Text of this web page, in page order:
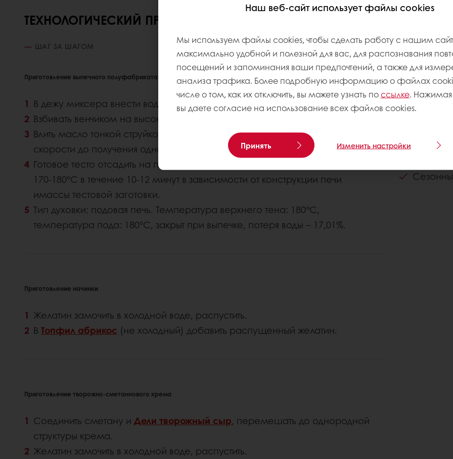
ТЕХНОЛОГИЧЕСКИЙ ПРОЦЕСС
ШАГ ЗА ШАГОМ
Приготовление выпечного полуфабриката
В дежу миксера внести воду, яйцо, смесь.
Взбивать венчиком на высокой скорости в течение 5 минут.
Влить масло тонкой струйкой и перемешивать 2 минуты на медленной
скорости до получения однородного теста.
Готовое тесто отсадить на пекарские листы и выпекать при температуре
170-180°С в течение 10-12 минут в зависимости от конструкции печи
имассы тестовой заготовки.
Тип духовки: подовая печь. Температура верхнего тена: 180°C,
температура пода: 180°C, закрыт при выпечке, потеря воды – 17,01%.
Приготовление начинки
Желатин замочить в холодной воде, распустить.
В Топфил абрикос (не холодный) добавить распущенный желатин.
Приготовление творожно-сметаннового крема
Соединить сметану и Дели творожный сыр, перемешать до однородной
структуры крема.
Желатин замочить в холодной воде, распустить.
Уровень
День
Наш веб-сайт использует файлы cookies
Мы используем файлы cookies, чтобы сделать работу с нашим
максимально удобной и полезной для вас, для распознавания
посещений и запоминания ваши предпочтений, а также для
анализа трафика. Более подробную информацию о файлах
числе о том, как их отключить, вы можете узнать поссылке. Нажимая
вы даете согласие на использование всех файлов cookies.
Принять Изменить настройки